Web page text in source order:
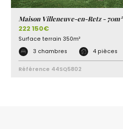
Maison Villeneuve-en-Retz - 70m²
222 150€
Surface terrain 350m²
3 chambres
4 pièces
Référence 44SQ5802